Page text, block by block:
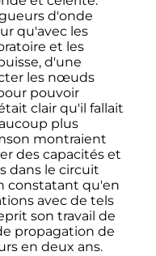
d'onde
qu'avec les
et les
d'une
les nœuds
pouvoir
clair qu'il fallait
plus
montraient
des capacités et
dans le circuit
constatant qu'en
avec de tels
son travail de
propagation de
en deux ans.